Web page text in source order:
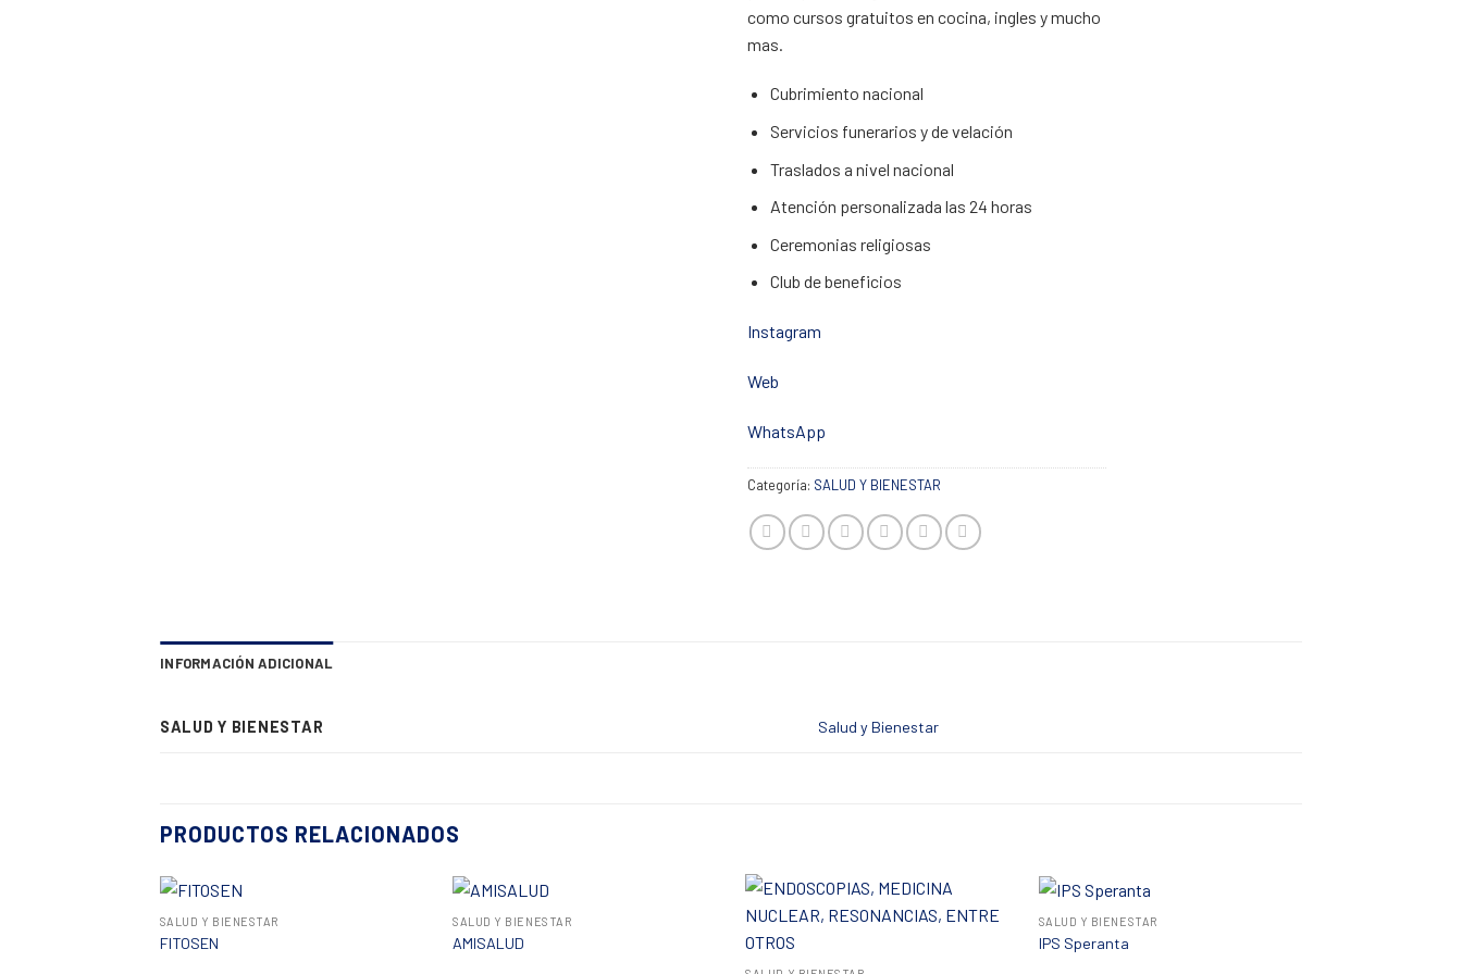
como cursos gratuitos en cocina, ingles y mucho
mas.
Cubrimiento nacional
Servicios funerarios y de velación
Traslados a nivel nacional
Atención personalizada las 24 horas
Ceremonias religiosas
Club de beneficios
Instagram
Web
WhatsApp
Categoría: SALUD Y BIENESTAR
INFORMACIÓN ADICIONAL
SALUD Y BIENESTAR Salud y Bienestar
PRODUCTOS RELACIONADOS
+
SALUD Y BIENESTAR
FITOSEN
+
SALUD Y BIENESTAR
AMISALUD
+
SALUD Y BIENESTAR
IPS Speranta